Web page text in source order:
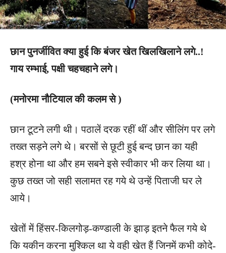
छान पुनर्जीवित क्या हुई कि बंजर खेत खिलखिलाने लगे..!
गाय रम्भाई, पक्षी चहचहाने लगे।
(मनोरमा नौटियाल की कलम से )
छान टूटने लगी थी। पठालें दरक रहीं थीं और सीलिंग पर लगे
तख्त सड़ने लगे थे। बरसों से छूटी हुई बन्द छान का यही
हश्र होना था और हम सबने इसे स्वीकार भी कर लिया था।
कुछ तख्त जो सही सलामत रह गये थे उन्हें पिताजी घर ले
आये।
खेतों में हिंसर-किलगोड़-कण्डाली के झाड़ इतने फैल गये थे
कि यकीन करना मुश्किल था ये वही खेत हैं जिनमें कभी कोदे-